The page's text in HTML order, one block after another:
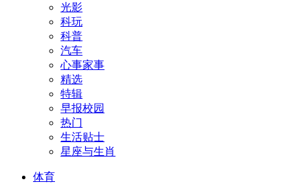
光影
科玩
科普
汽车
心事家事
精选
特辑
早报校园
热门
生活贴士
星座与生肖
体育